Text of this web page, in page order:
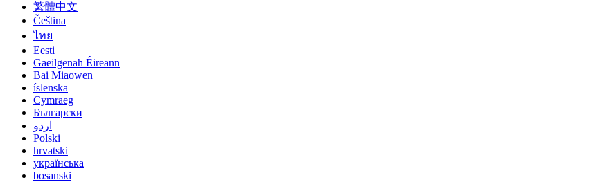
繁體中文
Čeština
ไทย
Eesti
Gaeilgenah Éireann
Bai Miaowen
íslenska
Cymraeg
Български
اردو
Polski
hrvatski
українська
bosanski